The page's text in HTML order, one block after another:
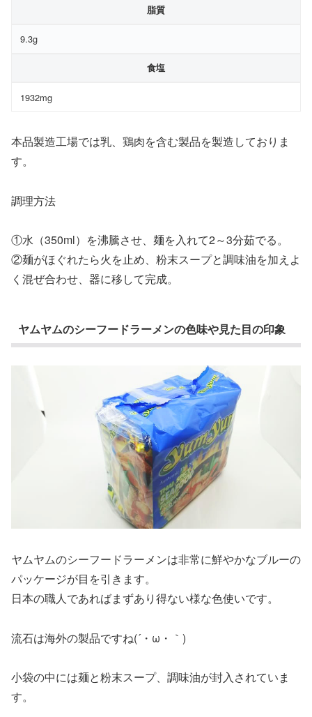
脂質
9.3g
食塩
1932mg
本品製造工場では乳、鶏肉を含む製品を製造しておりま
す。
調理方法
①水（350ml）を沸騰させ、麺を入れて2～3分茹でる。
②麺がほぐれたら火を止め、粉末スープと調味油を加えよ
く混ぜ合わせ、器に移して完成。
ヤムヤムのシーフードラーメンの色味や見た目の印象
ヤムヤムのシーフードラーメンは非常に鮮やかなブルーの
パッケージが目を引きます。
日本の職人であればまずあり得ない様な色使いです。
流石は海外の製品ですね(´・ω・｀)
小袋の中には麺と粉末スープ、調味油が封入されていま
す。